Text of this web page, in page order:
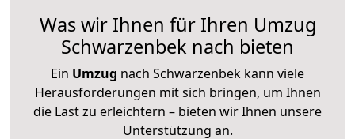
Was wir Ihnen für Ihren Umzug
Schwarzenbek nach bieten
Ein Umzug nach Schwarzenbek kann viele
Herausforderungen mit sich bringen, um Ihnen
die Last zu erleichtern – bieten wir Ihnen unsere
Unterstützung an.